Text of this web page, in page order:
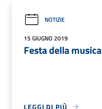
NOTIZIE
15 GIUGNO 2019
Festa della musica
LEGGI DI PIÙ